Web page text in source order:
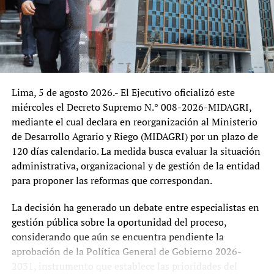
Huracán Melissa golpea Cuba sin víctimas fatales: defensa
civil demostró su eficacia
#!TRPST#TRP-GETTEXT DATA-TRPGETTEXTORIGINAL=86#!TRPEN#DON'T
MISS#!TRPST#/TRP-GETTEXT#!TRPEN#
Partidos Políticos Inscriben Planchas Presidenciales ante
Órganos Internos de Cara a Elecciones 2026
admin
Desde una perspectiva institucional, el episodio plantea
interrogantes sobre la relación entre el Poder Ejecutivo y
los organismos técnicos especializados. Si bien todo
gobierno tiene la potestad de definir prioridades y
conformar equipos en los cargos de confianza, los
legales buscan precisamente garantizar continuidad,
autonomía técnica y estabilidad frente a cambios
políticos. Cualquier intento de apartar a estos
funcionarios fuera del procedimiento establecido podría
generar cuestionamientos sobre la seguridad jurídica y la
independencia institucional.
nueva administración en materia de gobernanza pública.
Más allá de la veracidad de las denuncias —que deberá
ser esclarecida mediante las investigaciones
correspondientes—, la ausencia de una respuesta oficial
Lima, 5 de agosto 2026.- El Ejecutivo oficializó este
miércoles el Decreto Supremo N.° 008-2026-MIDAGRI,
mediante el cual declara en reorganización al Ministerio
de Desarrollo Agrario y Riego (MIDAGRI) por un plazo de
120 días calendario. La medida busca evaluar la situación
administrativa, organizacional y de gestión de la entidad
para proponer las reformas que correspondan.
La decisión ha generado un debate entre especialistas en
gestión pública sobre la oportunidad del proceso,
considerando que aún se encuentra pendiente la
aprobación de la Política General de Gobierno 2026-
2031, instrumento que establece las prioridades del